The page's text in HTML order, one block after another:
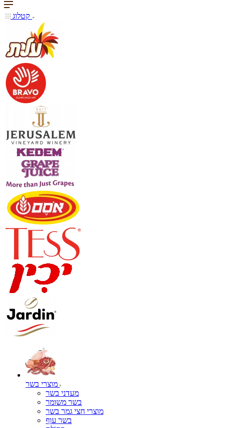
מעדני בשר
בשר משומר
מוצרי חצי גמר בשר
בשר עוף